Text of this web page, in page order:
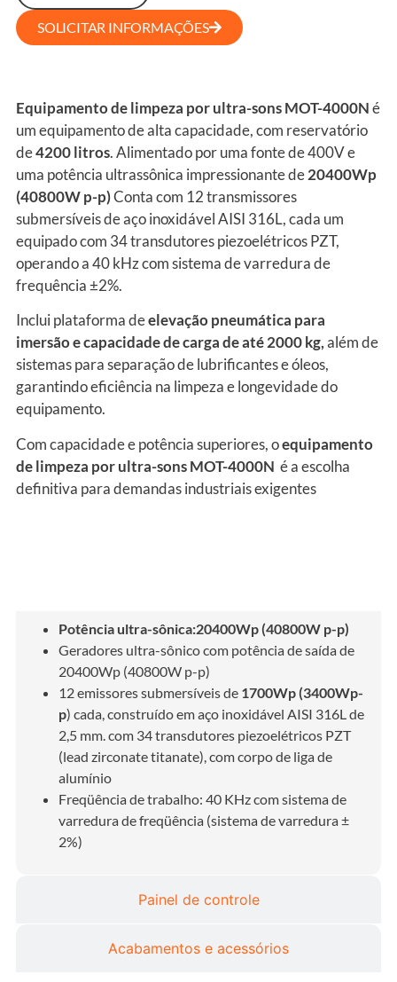
SOLICITAR INFORMAÇÕES
Equipamento de limpeza por ultra-sons MOT-4000Né
um equipamento de alta capacidade, com reservatório
de4200 litros. Alimentado por uma fonte de 400V e
uma potência ultrassônica impressionante de20400Wp
(40800W p-p)Conta com 12 transmissores
submersíveis de aço inoxidável AISI 316L, cada um
equipado com 34 transdutores piezoelétricos PZT,
operando a 40 kHz com sistema de varredura de
frequência ±2%.
Inclui plataforma deelevação pneumática para
imersão e capacidade de carga de até 2000 kg,além de
sistemas para separação de lubrificantes e óleos,
garantindo eficiência na limpeza e longevidade do
equipamento.
Com capacidade e potência superiores, oequipamento
de limpeza por ultra-sons MOT-4000N é a escolha
definitiva para demandas industriais exigentes
Painel de controle
Acabamentos e acessórios
Potência ultra-sônica:20400Wp (40800W p-p)
Geradores ultra-sônico com potência de saída de
20400Wp (40800W p-p)
12 emissores submersíveis de 1700Wp (3400Wp-
p) cada, construído em aço inoxidável AISI 316L de
2,5 mm. com 34transdutores piezoelétricos PZT
(lead zirconate titanate), com corpo de liga de
alumínio
Freqüência de trabalho: 40 KHz com sistema de
varredura de freqüência (sistema de varredura ±
2%)